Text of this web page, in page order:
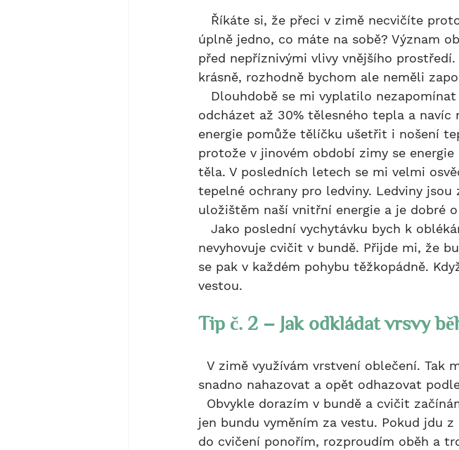
úplně jedno, co máte na sobě? Význam
před nepříznivými vlivy vnějšího
krásně, rozhodně bychom ale neměli
odcházet až 30% tělesného tepla a
energie pomůže tělíčku ušetřit i nošení
protože v jinovém období zimy se
těla. V posledních letech se mi velmi
tepelné ochrany pro ledviny. Ledviny
uložištěm naší vnitřní energie a je dobré
nevyhovuje cvičit v bundě. Přijde mi, že
se pak v každém pohybu těžkopádně.
vestou.
Tip č. 2 – Jak odkládat vrsvy
snadno nahazovat a opět odhazovat
jen bundu vyměním za vestu. Pokud jdu
do cvičení ponořím, rozproudím oběh a